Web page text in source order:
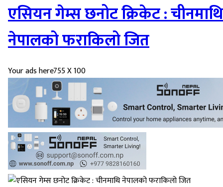
एसियन गेम्स छनोट क्रिकेट : चीनमाथि
नेपालको फराकिलो जित
Your ads here755 X 100